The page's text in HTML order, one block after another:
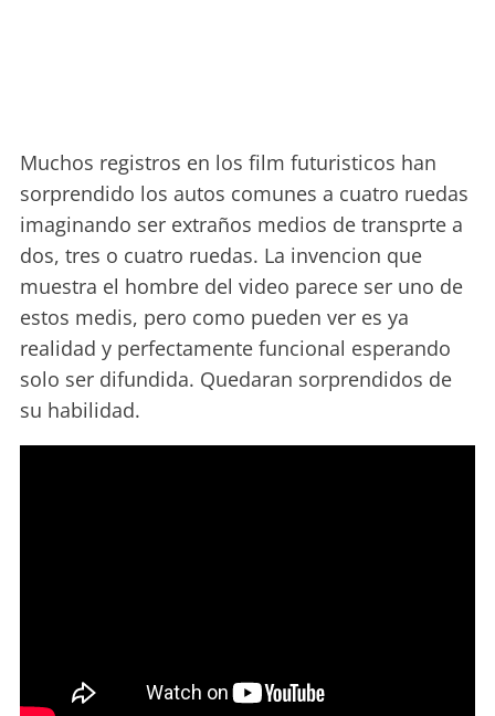
Muchos registros en los film futuristicos han
sorprendido los autos comunes a cuatro ruedas
imaginando ser extraños medios de transprte a
dos, tres o cuatro ruedas. La invencion que
muestra el hombre del video parece ser uno de
estos medis, pero como pueden ver es ya
realidad y perfectamente funcional esperando
solo ser difundida. Quedaran sorprendidos de
su habilidad.